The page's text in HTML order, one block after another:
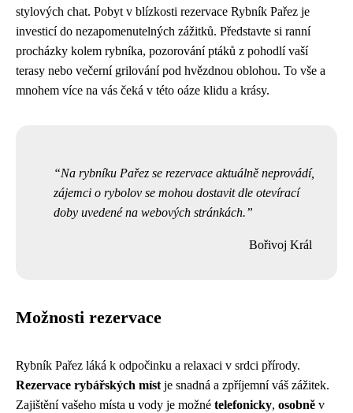
stylových chat. Pobyt v blízkosti rezervace Rybník Pařez je
investicí do nezapomenutelných zážitků. Představte si ranní
procházky kolem rybníka, pozorování ptáků z pohodlí vaší
terasy nebo večerní grilování pod hvězdnou oblohou. To vše a
mnohem více na vás čeká v této oáze klidu a krásy.
Na rybníku Pařez se rezervace aktuálně neprovádí,
zájemci o rybolov se mohou dostavit dle otevírací
doby uvedené na webových stránkách.
Bořivoj Král
Možnosti rezervace
Rybník Pařez láká k odpočinku a relaxaci v srdci přírody.
Rezervace rybářských míst je snadná a zpříjemní váš zážitek.
Zajištění vašeho místa u vody je možné telefonicky, osobně v